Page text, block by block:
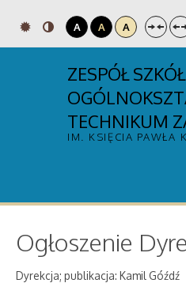
A A A
ZESPÓŁ
TECHNIKUM
IM. KSIĘCIA PAWŁA
Ogłoszenie
Dyrekcja; publikacja: Kamil Góźdź